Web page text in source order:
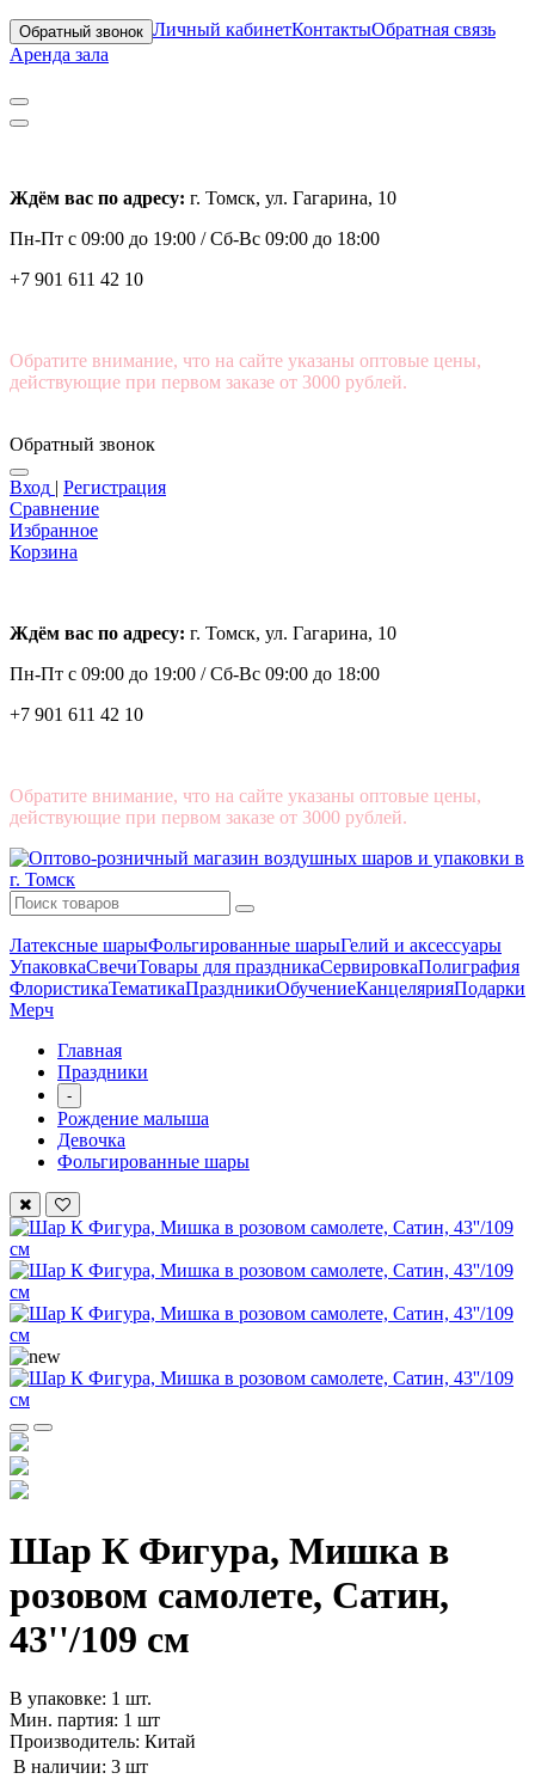
Обратный звонок Личный кабинетКонтактыОбратная связь
Аренда зала
Ждём вас по адресу: г. Томск, ул. Гагарина, 10
Пн-Пт с 09:00 до 19:00 /Сб-Вс 09:00 до 18:00
+7 901 611 42 10
Обратите внимание, что на сайте указаны оптовые цены,
действующие при первом заказе от 3000 рублей.
Обратный звонок
Вход | Регистрация
Сравнение
Избранное
Корзина
Ждём вас по адресу: г. Томск, ул. Гагарина, 10
Пн-Пт с 09:00 до 19:00 /Сб-Вс 09:00 до 18:00
+7 901 611 42 10
Обратите внимание, что на сайте указаны оптовые цены,
действующие при первом заказе от 3000 рублей.
Латексные шарыФольгированные шарыГелий и аксессуары
УпаковкаСвечиТовары для праздникаСервировкаПолиграфия
ФлористикаТематикаПраздникиОбучениеКанцелярияПодарки
Мерч
Главная
Праздники
-
Рождение малыша
Девочка
Фольгированные шары
Шар К Фигура, Мишка в
розовом самолете, Сатин,
43''/109 см
В упаковке: 1 шт.
Мин. партия: 1 шт
Производитель: Китай
В наличии: 3 шт